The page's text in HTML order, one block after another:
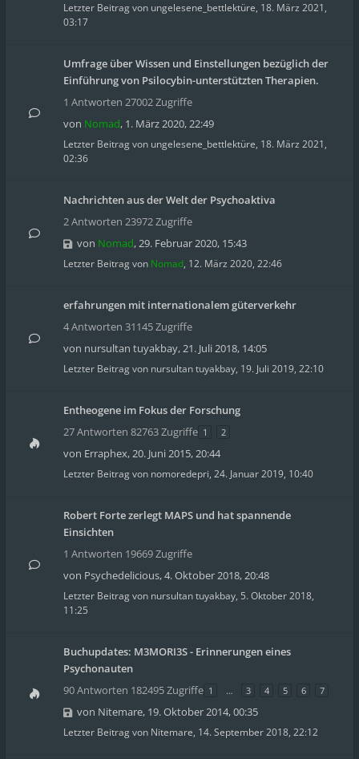
Letzter Beitrag von ungelesene_bettlektüre, 18. März 2021,
03:17
Umfrage über Wissen und Einstellungen bezüglich der
Einführung von Psilocybin-unterstützten Therapien.
1 Antworten 27002 Zugriffe
von Nomad, 1. März 2020, 22:49
Letzter Beitrag von ungelesene_bettlektüre, 18. März 2021,
02:36
Nachrichten aus der Welt der Psychoaktiva
2 Antworten 23972 Zugriffe
von Nomad,29. Februar 2020, 15:43
Letzter Beitrag von Nomad, 12. März 2020, 22:46
erfahrungen mit internationalem güterverkehr
4 Antworten 31145 Zugriffe
von nursultan tuyakbay,21. Juli 2018, 14:05
Letzter Beitrag von nursultan tuyakbay, 19. Juli 2019, 22:10
Entheogene im Fokus der Forschung
27 Antworten 82763 Zugriffe 1 2
von Erraphex,20. Juni 2015, 20:44
Letzter Beitrag von nomoredepri, 24. Januar 2019, 10:40
Robert Forte zerlegt MAPS und hat spannende
Einsichten
1 Antworten 19669 Zugriffe
von Psychedelicious,4. Oktober 2018, 20:48
Letzter Beitrag von nursultan tuyakbay, 5. Oktober 2018,
11:25
Buchupdates: M3MORI3S - Erinnerungen eines
Psychonauten
90 Antworten 182495 Zugriffe 1 … 3 4 5 6 7
von Nitemare, 19. Oktober 2014, 00:35
Letzter Beitrag von Nitemare, 14. September 2018, 22:12